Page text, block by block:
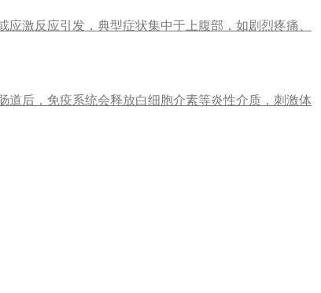
激反应引发，典型症状集中于上腹部，如剧烈疼痛、
道后，免疫系统会释放白细胞介素等炎性介质，刺激体